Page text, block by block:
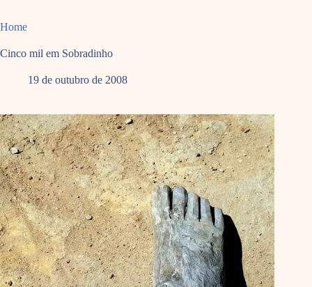
Home
Cinco mil em Sobradinho
19 de outubro de 2008